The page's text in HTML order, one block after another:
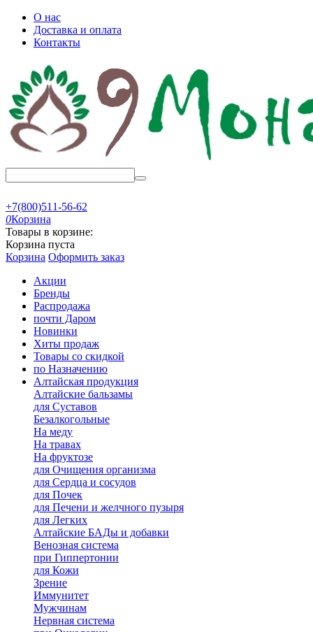
О нас
Доставка и оплата
Контакты
+7(800)511-56-62
0Корзина
Товары в корзине:
Корзина пуста
Корзина Оформить заказ
Акции
Бренды
Распродажа
почти Даром
Новинки
Хиты продаж
Товары со скидкой
по Назначению
Алтайская продукция
Алтайские бальзамы
для Суставов
Безалкогольные
На меду
На травах
На фруктозе
для Очищения организма
для Сердца и сосудов
для Почек
для Печени и желчного пузыря
для Легких
Алтайские БАДы и добавки
Венозная система
при Гиппертонии
для Кожи
Зрение
Иммунитет
Мужчинам
Нервная система